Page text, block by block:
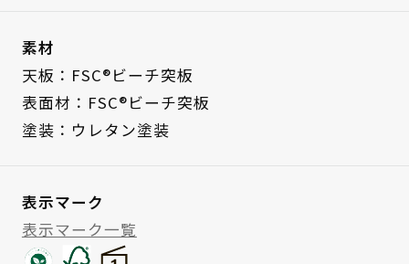
素材
天板：FSC®ビーチ突板
表面材：FSC®ビーチ突板
塗装：ウレタン塗装
表示マーク
表示マーク一覧